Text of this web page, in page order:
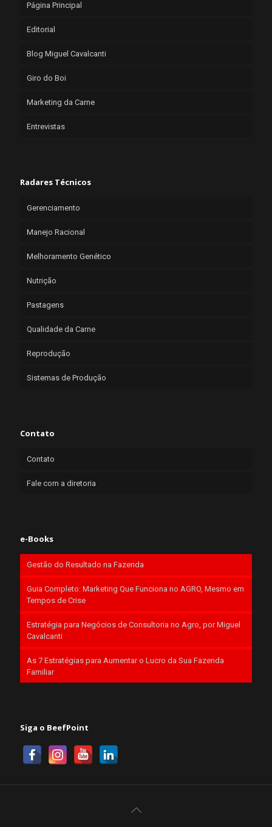
Página Principal
Editorial
Blog Miguel Cavalcanti
Giro do Boi
Marketing da Carne
Entrevistas
Radares Técnicos
Gerenciamento
Manejo Racional
Melhoramento Genético
Nutrição
Pastagens
Qualidade da Carne
Reprodução
Sistemas de Produção
Contato
Contato
Fale com a diretoria
e-Books
Gestão do Resultado na Fazenda
Guia Completo: Marketing Que Funciona no AGRO, Mesmo em
Tempos de Crise
Estratégia para Negócios de Consultoria no Agro, por Miguel
Cavalcanti
As 7 Estratégias para Aumentar o Lucro da Sua Fazenda
Familiar
Siga o BeefPoint